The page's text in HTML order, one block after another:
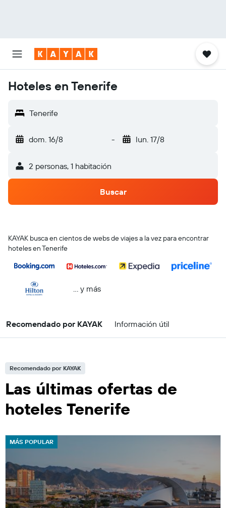
Hoteles en Tenerife
Tenerife
dom. 16/8 - lun. 17/8
2 personas, 1 habitación
Buscar
KAYAK busca en cientos de webs de viajes a la vez para encontrar
hoteles en Tenerife
… y más
Recomendado por KAYAK Información útil
Recomendado por KAYAK
Las últimas ofertas de
hoteles Tenerife
MÁS POPULAR